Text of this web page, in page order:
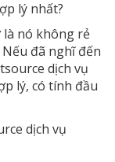
lý nhất?
là nó không rẻ
đã nghĩ đến
dịch vụ
lý, có tính đầu
dịch vụ